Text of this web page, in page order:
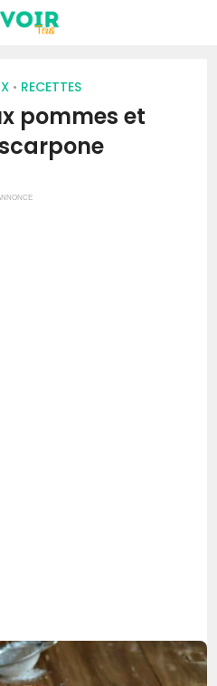
• RECETTES
pommes et